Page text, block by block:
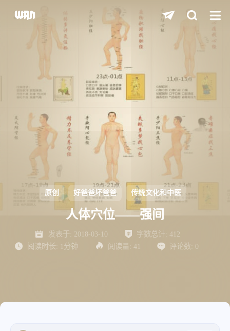
关闭快捷键功能
shift 打开中控台
D 深色/浅色显示模式
S 站内搜索
H 返回首页
L 友链页面
原创 好爸爸坏爸爸 传统文化和中医
人体穴位——强间
发表于: 2018-03-10 字数总计: 412
阅读时长: 1分钟 阅读量: 41 评论数: 0